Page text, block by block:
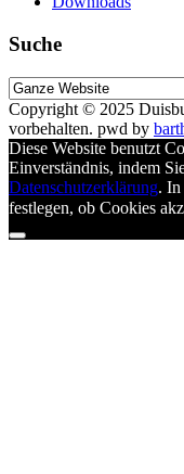
Suche
Suche
nach
Copyright © 2025
vorbehalten. pwd by
Diese Website benutzt
Einverständnis, indem
Datenschutzerklärung. In
festlegen, ob Cookies